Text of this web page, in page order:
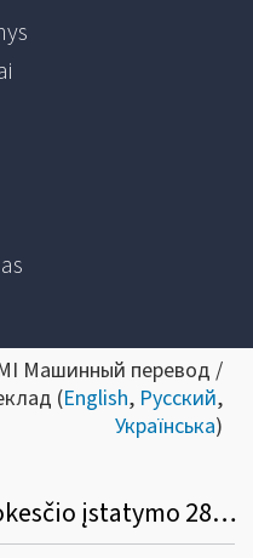
Машинный перевод /
(English, Русский,
Українська)
Dėl Pridėtinės vertės mokesčio įstatymo 28 straipsnio komentaro pakeitimo ir papildymo